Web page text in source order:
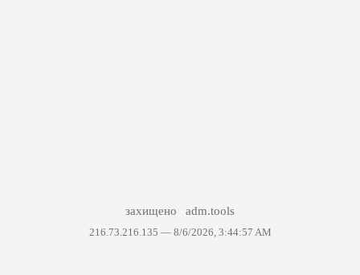
захищено adm.tools
216.73.216.135 — 8/6/2026, 3:44:57 AM